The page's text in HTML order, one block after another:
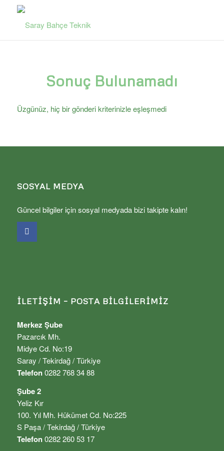
Sonuç Bulunamadı
Üzgünüz, hiç bir gönderi kriterinizle eşleşmedi
SOSYAL MEDYA
Güncel bilgiler için sosyal medyada bizi takipte kalın!
İLETIŞIM – POSTA BILGILERIMIZ
Merkez Şube
Pazarcık Mh.
Midye Cd. No:19
Saray / Tekirdağ / Türkiye
Telefon0282 768 34 88
Şube 2
Yeliz Kır
100. Yıl Mh. Hükümet Cd. No:225
S Paşa / Tekirdağ / Türkiye
Telefon0282 260 53 17